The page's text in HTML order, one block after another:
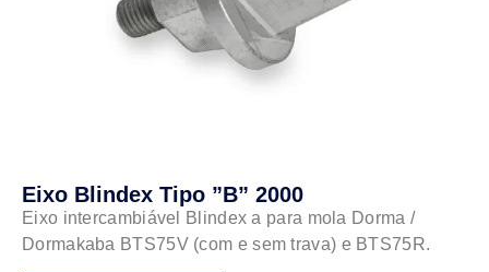
Eixo Blindex Tipo ”B” 2000
Eixo intercambiável Blindex a para mola Dorma /
Dormakaba BTS75V (com e sem trava) e BTS75R.